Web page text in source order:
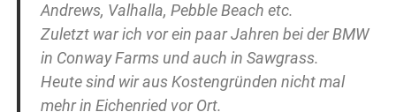
Andrews, Valhalla, Pebble Beach etc.
Zuletzt war ich vor ein paar Jahren bei der BMW
in Conway Farms und auch in Sawgrass.
Heute sind wir aus Kostengründen nicht mal
mehr in Eichenried vor Ort.